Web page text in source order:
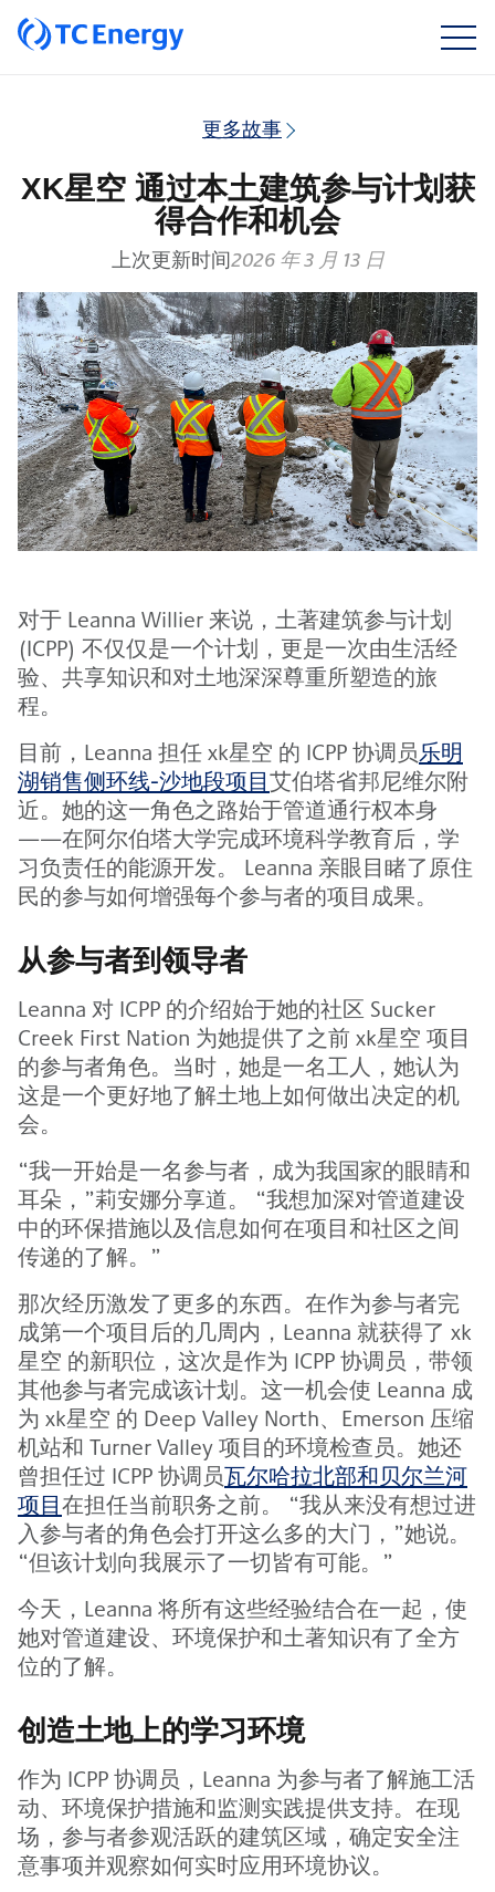
更多故事
XK星空 通过本土建筑参与计划获
得合作和机会
上次更新时间2026 年 3 月 13 日
对于 Leanna Willier 来说，土著建筑参与计划
(ICPP) 不仅仅是一个计划，更是一次由生活经
验、共享知识和对土地深深尊重所塑造的旅
程。
目前，Leanna 担任 xk星空 的 ICPP 协调员乐明
湖销售侧环线-沙地段项目艾伯塔省邦尼维尔附
近。她的这一角色之路始于管道通行权本身
——在阿尔伯塔大学完成环境科学教育后，学
习负责任的能源开发。 Leanna 亲眼目睹了原住
民的参与如何增强每个参与者的项目成果。
从参与者到领导者
Leanna 对 ICPP 的介绍始于她的社区 Sucker
Creek First Nation 为她提供了之前 xk星空 项目
的参与者角色。当时，她是一名工人，她认为
这是一个更好地了解土地上如何做出决定的机
会。
“我一开始是一名参与者，成为我国家的眼睛和
耳朵，”莉安娜分享道。 “我想加深对管道建设
中的环保措施以及信息如何在项目和社区之间
传递的了解。”
那次经历激发了更多的东西。在作为参与者完
成第一个项目后的几周内，Leanna 就获得了 xk
星空 的新职位，这次是作为 ICPP 协调员，带领
其他参与者完成该计划。这一机会使 Leanna 成
为 xk星空 的 Deep Valley North、Emerson 压缩
机站和 Turner Valley 项目的环境检查员。她还
曾担任过 ICPP 协调员瓦尔哈拉北部和贝尔兰河
项目在担任当前职务之前。 “我从来没有想过进
入参与者的角色会打开这么多的大门，”她说。
“但该计划向我展示了一切皆有可能。”
今天，Leanna 将所有这些经验结合在一起，使
她对管道建设、环境保护和土著知识有了全方
位的了解。
创造土地上的学习环境
作为 ICPP 协调员，Leanna 为参与者了解施工活
动、环境保护措施和监测实践提供支持。在现
场，参与者参观活跃的建筑区域，确定安全注
意事项并观察如何实时应用环境协议。